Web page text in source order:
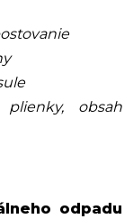
obsah
odpadu